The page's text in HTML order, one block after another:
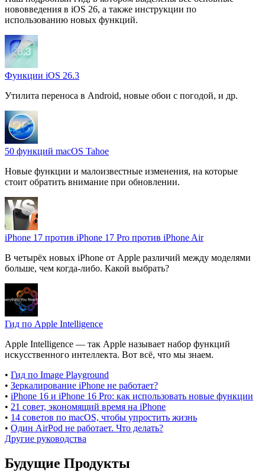
нововведения в iOS 26, а также инструкции по
использованию новых функций.
Функции iOS 26.3
Утилита переноса в Android, новые обои с погодой, и др.
50 функций macOS Tahoe
Новые функции и малоизвестные изменения, на которые
стоит обратить внимание при обновлении.
iPhone 17 против iPhone 17 Pro против iPhone Air
В четырёх новых iPhone от Apple различий между моделями
больше, чем когда-либо. Какой выбрать?
Гид по Apple Intelligence
Apple Intelligence — так Apple называет набор функций
искусственного интеллекта. Вот всё, что мы знаем.
• Гид по Image Playground
• Зеркалирование iPhone не работает?
• iPhone 16 и iPhone 16 Pro: как использовать новые функции
• 21 совет, экономящий время на iPhone
• 14 советов по macOS, чтобы упростить жизнь
• Один AirPod не работает. Что делать?
Другие руководства
Будущие Продукты